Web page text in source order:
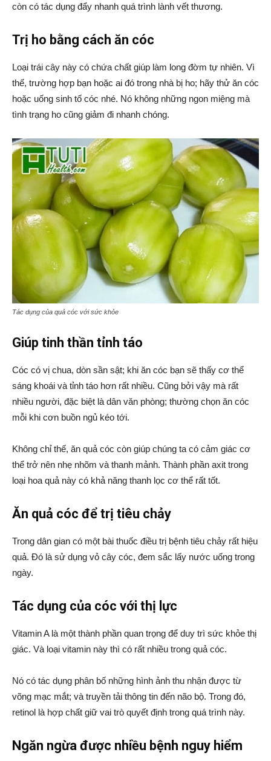
còn có tác dụng đẩy nhanh quá trình lành vết thương.
Trị ho bằng cách ăn cóc
Loại trái cây này có chứa chất giúp làm long đờm tự nhiên. Vì
thế, trường hợp bạn hoặc ai đó trong nhà bị ho; hãy thử ăn cóc
hoặc uống sinh tố cóc nhé. Nó không những ngon miệng mà
tình trạng ho cũng giảm đi nhanh chóng.
Tác dụng của quả cóc với sức khỏe
Giúp tinh thần tỉnh táo
Cóc có vị chua, dòn sần sật; khi ăn cóc bạn sẽ thấy cơ thể
sáng khoái và tỉnh táo hơn rất nhiều. Cũng bởi vậy mà rất
nhiều người, đặc biệt là dân văn phòng; thường chọn ăn cóc
mỗi khi cơn buồn ngủ kéo tới.
Không chỉ thế, ăn quả cóc còn giúp chúng ta có cảm giác cơ
thể trở nên nhẹ nhõm và thanh mảnh. Thành phần axit trong
loại hoa quả này có khả năng thanh lọc cơ thể rất tốt.
Ăn quả cóc để trị tiêu chảy
Trong dân gian có một bài thuốc điều trị bệnh tiêu chảy rất hiệu
quả. Đó là sử dụng vỏ cây cóc, đem sắc lấy nước uống trong
ngày.
Tác dụng của cóc với thị lực
Vitamin A là một thành phần quan trọng để duy trì sức khỏe thị
giác. Và loại vitamin này thì có rất nhiều trong quả cóc.
Nó có tác dụng phân bố những hình ảnh thu nhận được từ
võng mạc mắt; và truyền tải thông tin đến não bộ. Trong đó,
retinol là hợp chất giữ vai trò quyết định trong quá trình này.
Ngăn ngừa được nhiều bệnh nguy hiểm